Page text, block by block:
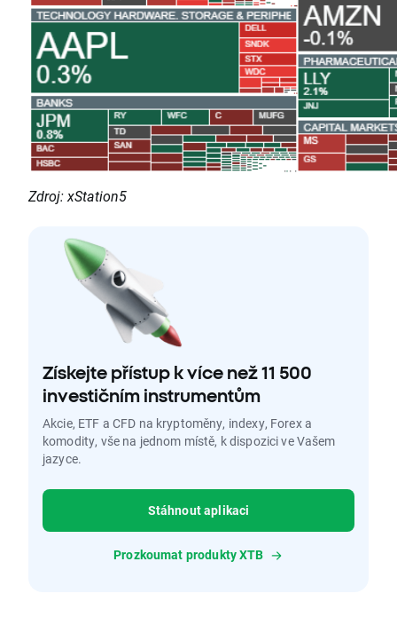
Zdroj: xStation5
Získejte přístup k více než 11 500
investičním instrumentům
Akcie, ETF a CFD na kryptoměny, indexy, Forex a
komodity, vše na jednom místě, k dispozici ve Vašem
jazyce.
Stáhnout aplikaci
Prozkoumat produkty XTB